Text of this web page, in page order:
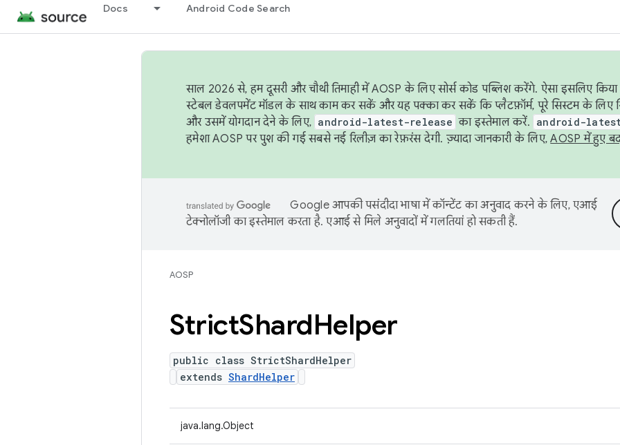
Docs Android Code Search
साल 2026 से, हम दूसरी और चौथी तिमाही में AOSP के लिए सोर्स कोड पब्लिश करेंगे. ऐसा इसलिए
स्टेबल डेवलपमेंट मॉडल के साथ काम कर सकें और यह पक्का कर सकें कि प्लैटफ़ॉर्म, पूरे सिस्टम के लिए
और उसमें योगदान देने के लिए, android-latest-release का इस्तेमाल करें. android-
हमेशा AOSP पर पुश की गई सबसे नई रिलीज़ का रेफ़रंस देगी. ज़्यादा जानकारी के लिए,AOSP में हुए
Google आपकी पसंदीदा भाषा में कॉन्टेंट का अनुवाद करने के लिए, एआई
टेक्नोलॉजी का इस्तेमाल करता है. एआई से मिले अनुवादों में गलतियां हो सकती हैं.
AOSP
StrictShardHelper
public class StrictShardHelper
extends ShardHelper
java.lang.Object